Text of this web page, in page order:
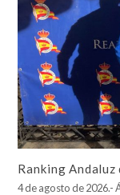
Ranking Andaluz
4 de agosto de 2026.-